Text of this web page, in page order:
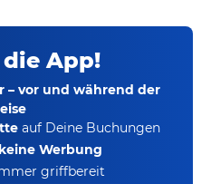
App!
– vor und während der
auf Deine Buchungen
keine Werbung
griffbereit